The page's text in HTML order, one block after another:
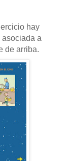
hay
a
de arriba.